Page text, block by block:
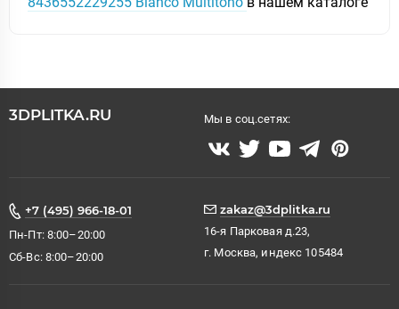
3DPLITKA.RU Мы в соц.сетях:
+7 (495) 966-18-01
Пн-Пт: 8:00–20:00
Сб-Вс: 8:00–20:00
zakaz@3dplitka.ru
16-я Парковая д.23,
г. Москва, индекс 105484